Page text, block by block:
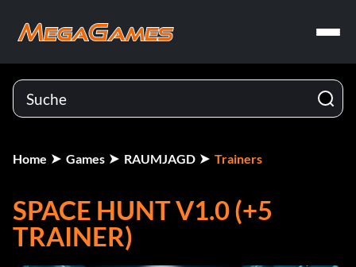
Home Games RAUMJAGD Trainers
SPACE HUNT V1.0 (+5
TRAINER)